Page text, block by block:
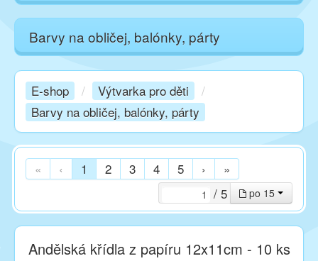
E-shop
Kurzy
Techniky
Inspirace
Barvy na obličej, balónky, párty
E-shop / Výtvarka pro děti
/
Barvy na obličej, balónky, párty
« ‹ 1 2 3 4 5 › »
po 15
/ 5
Andělská křídla z papíru 12x11cm - 10 ks